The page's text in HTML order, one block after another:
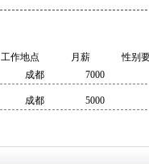
工作地点 月薪
性别
成都 7000
成都 5000